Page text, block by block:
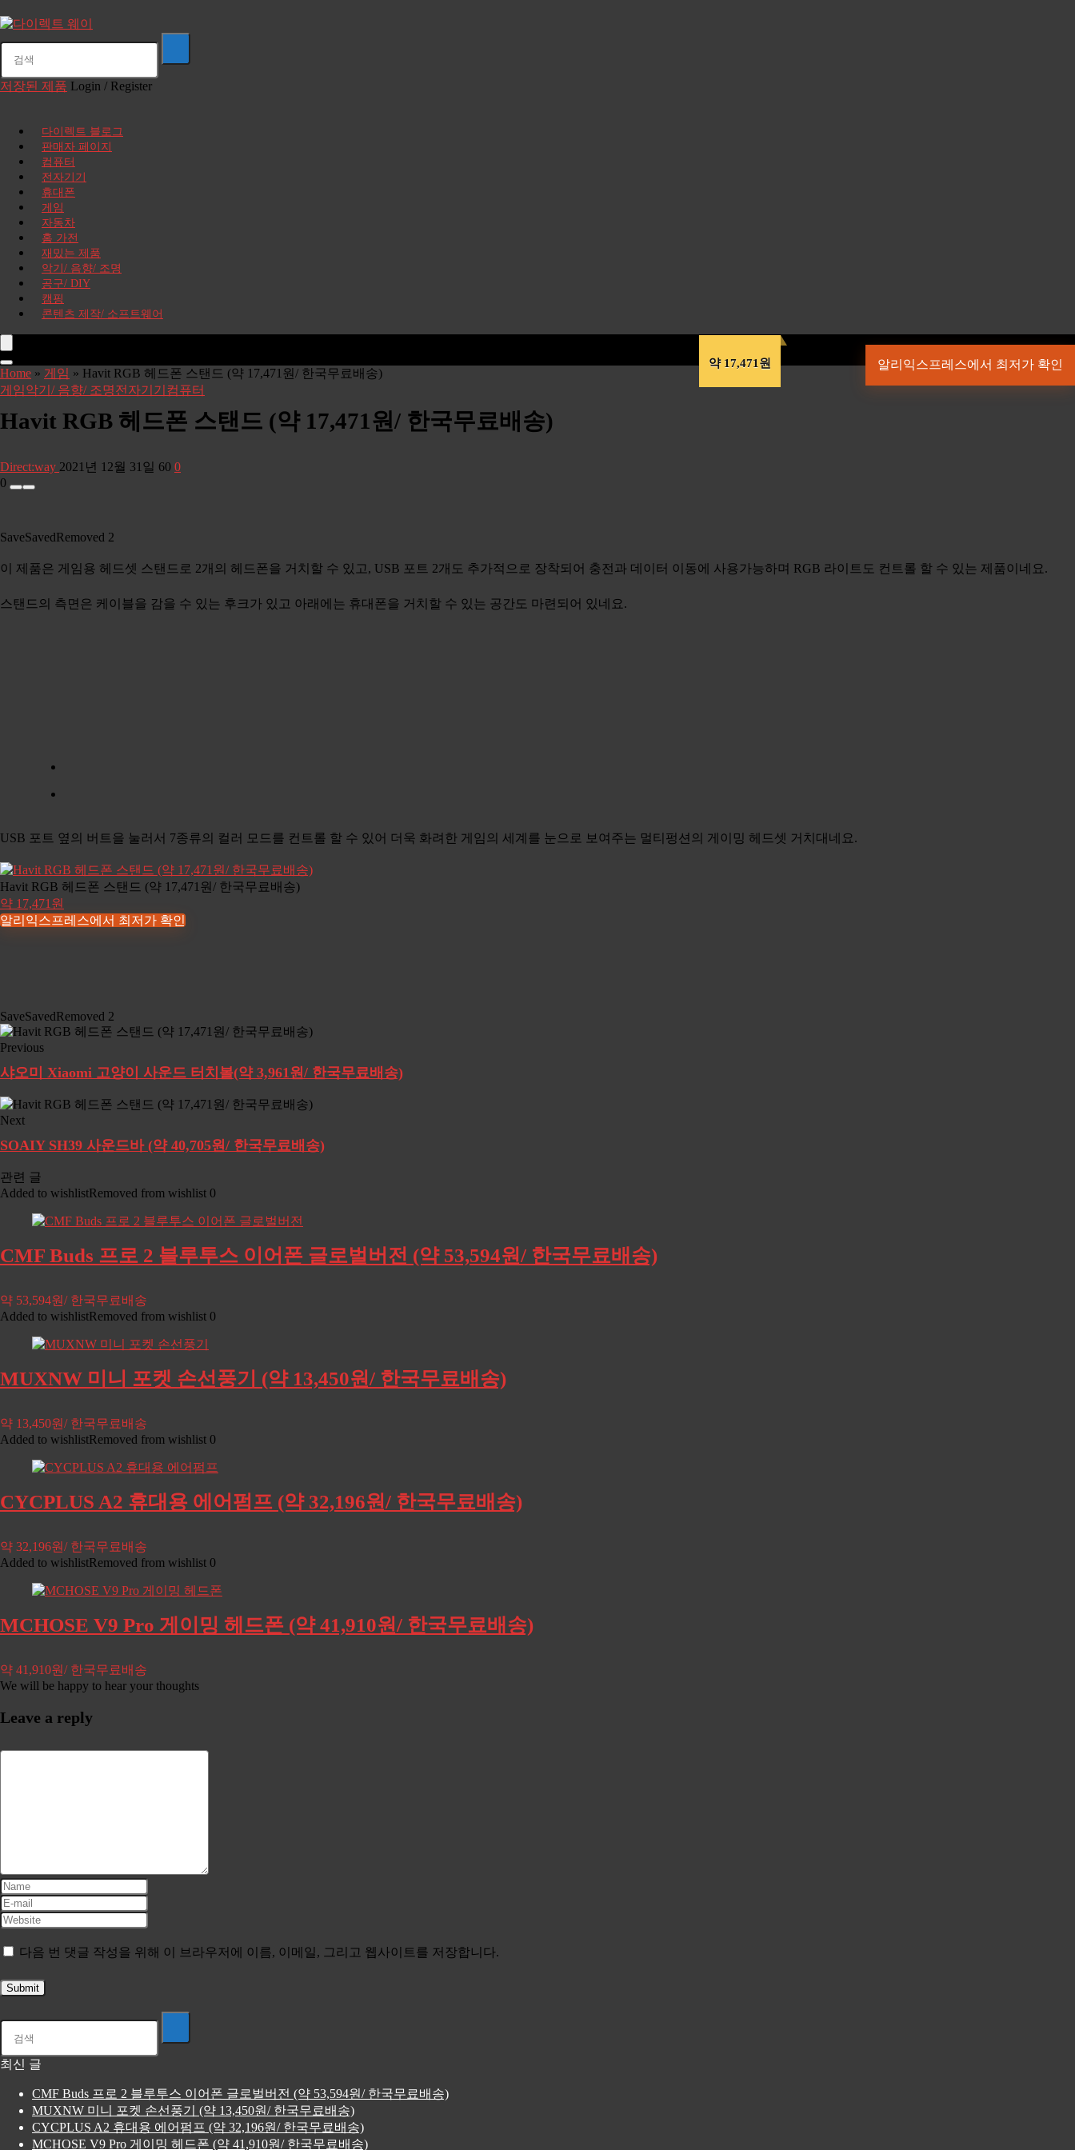
저장된 제품 Login / Register
다이렉트 블로그
판매자 페이지
컴퓨터
전자기기
휴대폰
게임
자동차
홈 가전
재밌는 제품
악기/ 음향/ 조명
공구/ DIY
캠핑
콘텐츠 제작/ 소프트웨어
약 17,471원 알리익스프레스에서 최저가 확인
Home » 게임 » Havit RGB 헤드폰 스탠드 (약 17,471원/ 한국무료배송)
게임악기/ 음향/ 조명전자기기 컴퓨터
Havit RGB 헤드폰 스탠드 (약 17,471원/ 한국무료배송)
Direct:way 2021년 12월 31일 60 0
0
SaveSavedRemoved 2
이 제품은 게임용 헤드셋 스탠드로 2개의 헤드폰을 거치할 수 있고, USB 포트 2개도 추가적으로 장착되어 충전과 데이터 이동에 사용가능하며 RGB 라이트도 컨트롤 할 수 있는 제품이네요.
스탠드의 측면은 케이블을 감을 수 있는 후크가 있고 아래에는 휴대폰을 거치할 수 있는 공간도 마련되어 있네요.
USB 포트 옆의 버트을 눌러서 7종류의 컬러 모드를 컨트롤 할 수 있어 더욱 화려한 게임의 세계를 눈으로 보여주는 멀티펑션의 게이밍 헤드셋 거치대네요.
Havit RGB 헤드폰 스탠드 (약 17,471원/ 한국무료배송)
약 17,471원
알리익스프레스에서 최저가 확인
SaveSavedRemoved 2
Previous
샤오미 Xiaomi 고양이 사운드 터치볼(약 3,961원/ 한국무료배송)
Next
SOAIY SH39 사운드바 (약 40,705원/ 한국무료배송)
관련 글
Added to wishlistRemoved from wishlist 0
CMF Buds 프로 2 블루투스 이어폰 글로벌버전 (약 53,594원/ 한국무료배송)
약 53,594원/ 한국무료배송
Added to wishlistRemoved from wishlist 0
MUXNW 미니 포켓 손선풍기 (약 13,450원/ 한국무료배송)
약 13,450원/ 한국무료배송
Added to wishlistRemoved from wishlist 0
CYCPLUS A2 휴대용 에어펌프 (약 32,196원/ 한국무료배송)
약 32,196원/ 한국무료배송
Added to wishlistRemoved from wishlist 0
MCHOSE V9 Pro 게이밍 헤드폰 (약 41,910원/ 한국무료배송)
약 41,910원/ 한국무료배송
We will be happy to hear your thoughts
Leave a reply
다음 번 댓글 작성을 위해 이 브라우저에 이름, 이메일, 그리고 웹사이트를 저장합니다.
최신 글
CMF Buds 프로 2 블루투스 이어폰 글로벌버전 (약 53,594원/ 한국무료배송)
MUXNW 미니 포켓 손선풍기 (약 13,450원/ 한국무료배송)
CYCPLUS A2 휴대용 에어펌프 (약 32,196원/ 한국무료배송)
MCHOSE V9 Pro 게이밍 헤드폰 (약 41,910원/ 한국무료배송)